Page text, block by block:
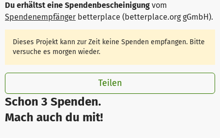
Schon 3 Spenden.
Mach auch du mit!
Du erhältst eine Spendenbescheinigung vom
Spendenempfänger betterplace (betterplace.org gGmbH).
Dieses Projekt kann zur Zeit keine Spenden empfangen. Bitte
versuche es morgen wieder.
Teilen